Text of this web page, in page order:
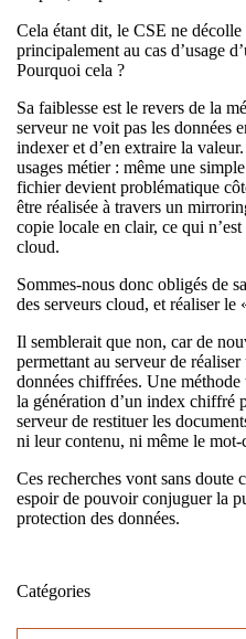
Cela étant dit, le CSE ne décolle
principalement au cas d’usage
Pourquoi cela ?
Sa faiblesse est le revers de la
serveur ne voit pas les données
indexer et d’en extraire la
usages métier : même une
fichier devient problématique
être réalisée à travers un
copie locale en clair, ce qui
cloud.
Sommes-nous donc obligés de
des serveurs cloud, et réaliser
Il semblerait que non, car de
permettant au serveur de
données chiffrées. Une méthode
la génération d’un index chiffré
serveur de restituer les
ni leur contenu, ni même le mot-
Ces recherches vont sans doute
espoir de pouvoir conjuguer la
protection des données.
Catégories